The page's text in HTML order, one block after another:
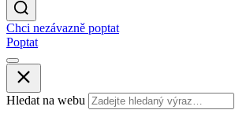
Chci nezávazně poptat
Poptat
Hledat na webu